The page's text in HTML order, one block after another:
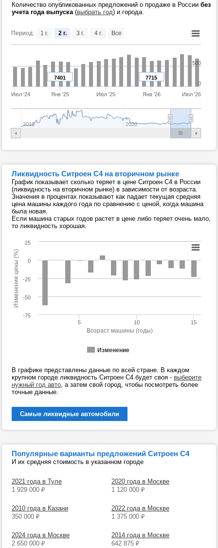
Количество опубликованных предложений о продаже в России без
учета года выпуска(выбрать год) и города.
Период:
7715
7401
Июл '24 Янв '25 Июл '25 Янв '26 Июл '26
2010 2020
0
500
1 г. 2 г. 3 г. 4 г. Все
Ликвидность Ситроен С4 на вторичном рынке
График показывает сколько теряет в цене Ситроен С4 в России
(ликвидность на вторичном рынке) в зависимости от возраста.
Значения в процентах показывают как падает текущая средняя
цена машины каждого года по сравнению с ценой, когда машина
была новая.
Если машина старых годов растет в цене либо теряет очень мало,
то ликвидность хорошая.
Возраст машины (годы)
Изменение цены (%)
Изменение
5 10 15
-75
-50
-25
0
25
В графике представлены данные по всей стране. В каждом
крупном городе ликвидность Ситроен С4 будет своя - выберите
нужный год авто, а затем свой город, чтобы посмотреть более
точные данные.
Самые ликвидные автомобили
Популярные варианты предложений Ситроен С4
И их средняя стоимость в указанном городе
2021 года в Туле
1 929 000 ₽
2020 года в Москве
1 120 000 ₽
2010 года в Казани
350 000 ₽
2022 года в Москве
1 375 000 ₽
2024 года в Москве
2 650 000 ₽
2014 года в Москве
642 875 ₽